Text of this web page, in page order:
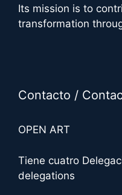
Its mission is to
transformation
Contacto /
OPEN ART
Tiene cuatro
delegations